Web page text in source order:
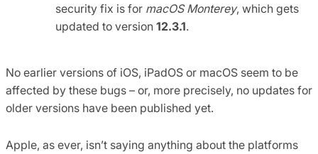
security fix is for macOS Monterey, which gets
updated to version 12.3.1.
No earlier versions of iOS, iPadOS or macOS seem to be
affected by these bugs – or, more precisely, no updates for
older versions have been published yet.
Apple, as ever, isn’t saying anything about the platforms